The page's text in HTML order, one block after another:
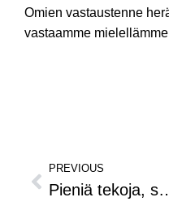
Omien vastaustenne
vastaamme
PREVIOUS
Pieniä tekoja, suuria tuloksia –